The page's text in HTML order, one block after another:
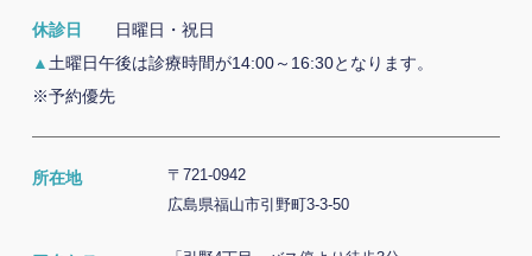
休診日
日曜日・祝日
▲土曜日午後は診療時間が14:00～16:30となります。
※予約優先
所在地
〒721-0942
広島県福山市引野町3-3-50